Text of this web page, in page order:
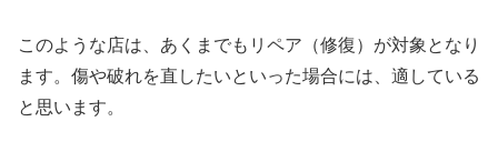
このような店は、あくまでもリペア（修復）が対象となり
ます。傷や破れを直したいといった場合には、適している
と思います。